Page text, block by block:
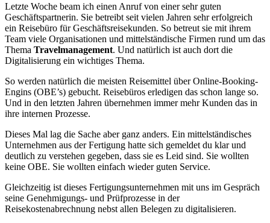
Letzte Woche beam ich einen Anruf von einer sehr guten
Geschäftspartnerin. Sie betreibt seit vielen Jahren sehr erfolgreich
ein Reisebüro für Geschäftsreisekunden. So betreut sie mit ihrem
Team viele Organisationen und mittelständische Firmen rund um das
Thema Travelmanagement. Und natürlich ist auch dort die
Digitalisierung ein wichtiges Thema.
So werden natürlich die meisten Reisemittel über Online-Booking-
Engins (OBE’s) gebucht. Reisebüros erledigen das schon lange so.
Und in den letzten Jahren übernehmen immer mehr Kunden das in
ihre internen Prozesse.
Dieses Mal lag die Sache aber ganz anders. Ein mittelständisches
Unternehmen aus der Fertigung hatte sich gemeldet du klar und
deutlich zu verstehen gegeben, dass sie es Leid sind. Sie wollten
keine OBE. Sie wollten einfach wieder guten Service.
Gleichzeitig ist dieses Fertigungsunternehmen mit uns im Gespräch
seine Genehmigungs- und Prüfprozesse in der
Reisekostenabrechnung nebst allen Belegen zu digitalisieren.